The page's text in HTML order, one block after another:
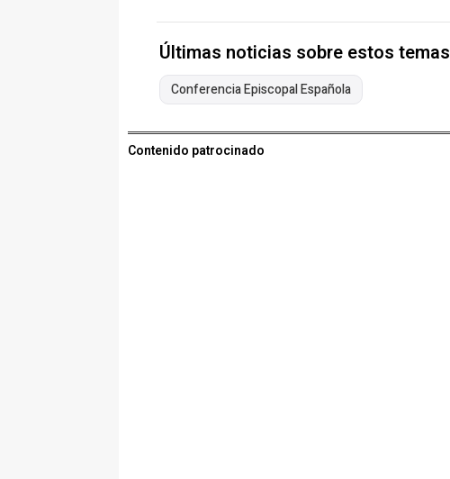
Últimas noticias sobre estos temas
Conferencia Episcopal Española
Contenido patrocinado